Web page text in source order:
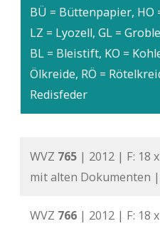
BÜ = Büttenpapier, HO
LZ = Lyozell, GL =
BL = Bleistift, KO =
Ölkreide, RÖ =
Redisfeder
WVZ 765 | 2012 | F: 18
mit alten Dokumenten |
WVZ 766 | 2012 | F: 18